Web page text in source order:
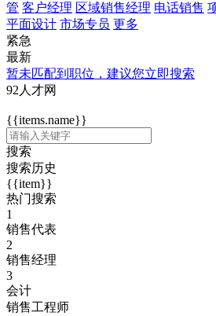
管 客户经理 区域销售经理 电话销售
平面设计 市场专员 更多
紧急
最新
暂未匹配到职位，建议您立即搜索
92人才网
{{items.name}}
搜索
搜索历史
{{item}}
热门搜索
1
销售代表
2
销售经理
3
会计
销售工程师